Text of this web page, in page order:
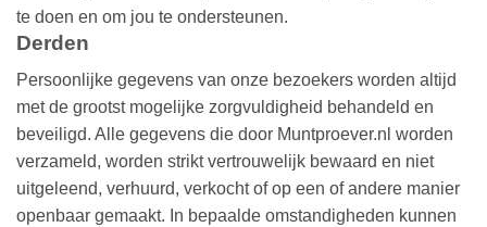
te doen en om jou te ondersteunen.
Derden
Persoonlijke gegevens van onze bezoekers worden altijd
met de grootst mogelijke zorgvuldigheid behandeld en
beveiligd. Alle gegevens die door Muntproever.nl worden
verzameld, worden strikt vertrouwelijk bewaard en niet
uitgeleend, verhuurd, verkocht of op een of andere manier
openbaar gemaakt. In bepaalde omstandigheden kunnen